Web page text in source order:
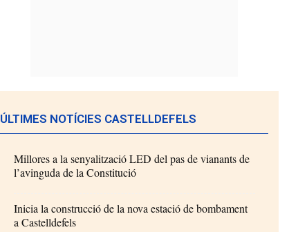
ÚLTIMES NOTÍCIES CASTELLDEFELS
Millores a la senyalització LED del pas de vianants de
l’avinguda de la Constitució
Inicia la construcció de la nova estació de bombament
a Castelldefels